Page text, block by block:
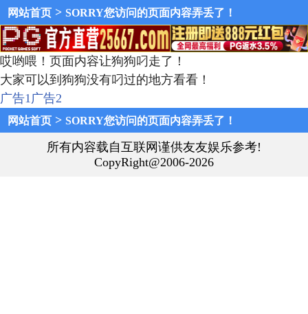
网站首页 > SORRY您访问的页面内容弄丢了！
哎哟喂！页面内容让狗狗叼走了！
大家可以到狗狗没有叼过的地方看看！
广告1广告2
网站首页 > SORRY您访问的页面内容弄丢了！
所有内容载自互联网谨供友友娱乐参考!
CopyRight@2006-2026